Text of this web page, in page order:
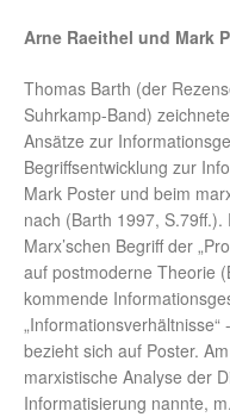
Arne Raeithel und Mark
Thomas Barth (der
Suhrkamp-Band)
Ansätze zur
Begriffsentwicklung zur
Mark Poster und beim
nach (Barth 1997,
Marx’schen Begriff der
auf postmoderne Theorie
kommende
bezieht sich auf Poster.
marxistische Analyse der
Informatisierung nannte,